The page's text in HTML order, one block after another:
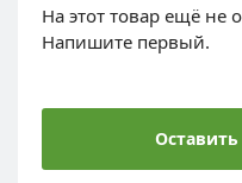
На этот товар ещё не
Напишите первый.